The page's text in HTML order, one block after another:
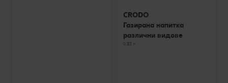
CRODO
Газирана напитка
различни видове
0,33 л